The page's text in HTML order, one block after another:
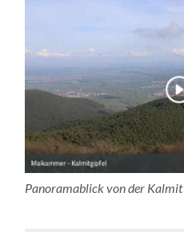
Panoramablick von der Kalmit